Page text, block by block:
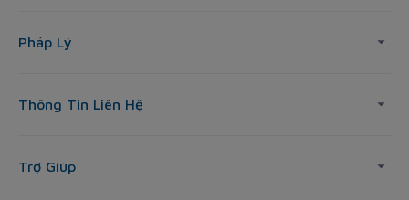
Pháp Lý
Thông Tin Liên Hệ
Trợ Giúp